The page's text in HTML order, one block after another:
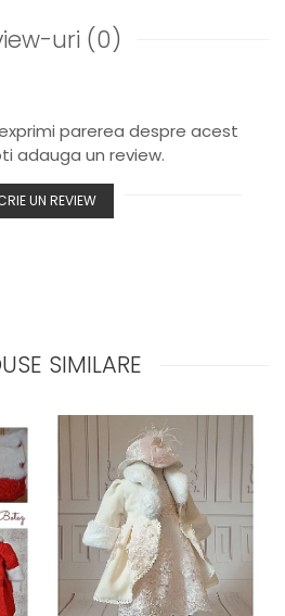
uri (0)
parerea despre acest
adauga un review.
UN REVIEW
SIMILARE